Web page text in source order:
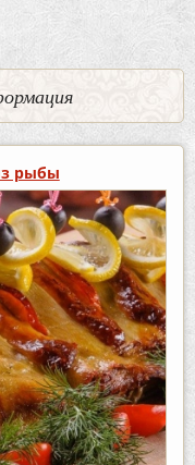
рыбы